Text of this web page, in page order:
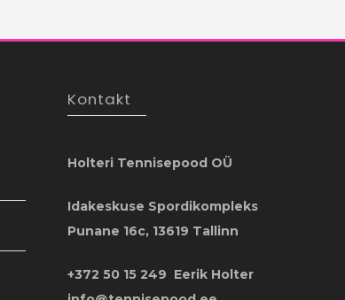
Kontakt
Holteri Tennisepood OÜ
Idakeskuse Spordikompleks
Punane 16c, 13619 Tallinn
+372 50 15 249 Eerik Holter